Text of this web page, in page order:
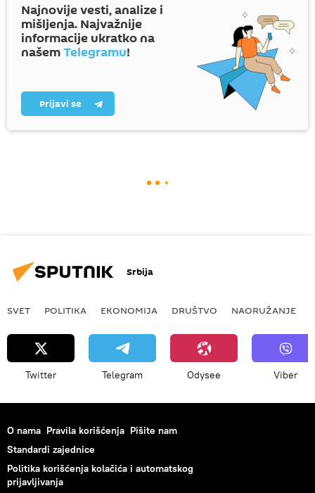
Najnovije vesti, analize i
mišljenja. Najvažnije
informacije ukratko na
našemTelegramu!
Prijavi se
Srbija
SVET POLITIKA EKONOMIJA DRUŠTVO NAORUŽANJE
Twitter Telegram Odysee Viber
O nama Pravila korišćenja Pišite nam
Standardi zajednice
Politika korišćenja kolačića i automatskog
prijavljivanja